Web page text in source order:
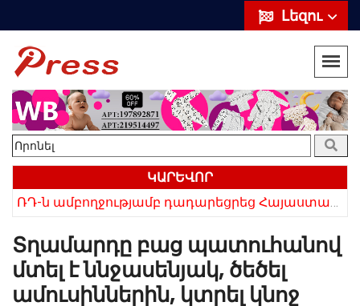
Լեզու
ԿԱՐԵՎՈՐ
ՌԴ-ն ամբողջությամբ դադարեցրեց Հայաստանից ծիրանի ներմուծումը
Տղամարդը բաց պատուհանով
մտել է ննջասենյակ, ծեծել
ամուսիններին, կտրել կնոջ